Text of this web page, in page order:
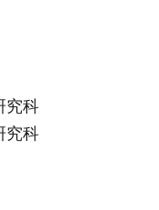
究科
究科